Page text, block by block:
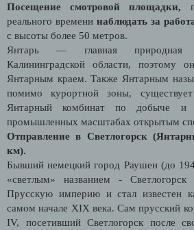
Посещение смотровой площадки,
реального времени наблюдать за
с высоты более 50 метров.
Янтарь — главная природная
Калининградской области, поэтому
Янтарным краем. Также Янтарным
помимо курортной зоны,
Янтарный комбинат по добыче и
промышленных масштабах открытым
Отправление в Светлогорск
км).
Бывший немецкий город Раушен (до
«светлым» названием -
Прусскую империю и стал известен
самом начале XIX века. Сам прусский
IV, посетивший Светлогорск после